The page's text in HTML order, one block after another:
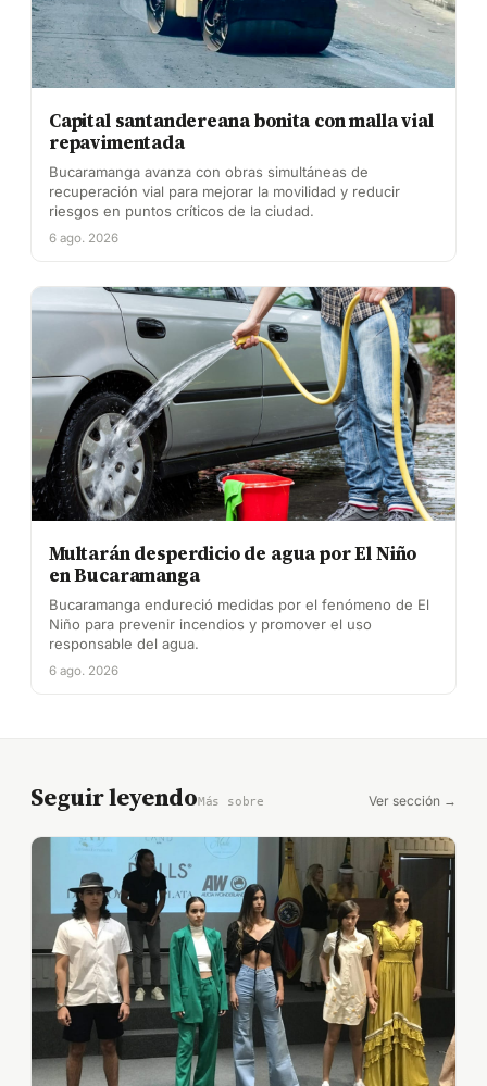
Capital santandereana bonita con malla vial
repavimentada
Bucaramanga avanza con obras simultáneas de
recuperación vial para mejorar la movilidad y reducir
riesgos en puntos críticos de la ciudad.
6 ago. 2026
Multarán desperdicio de agua por El Niño
en Bucaramanga
Bucaramanga endureció medidas por el fenómeno de El
Niño para prevenir incendios y promover el uso
responsable del agua.
6 ago. 2026
Seguir leyendoMás sobre Ver sección →